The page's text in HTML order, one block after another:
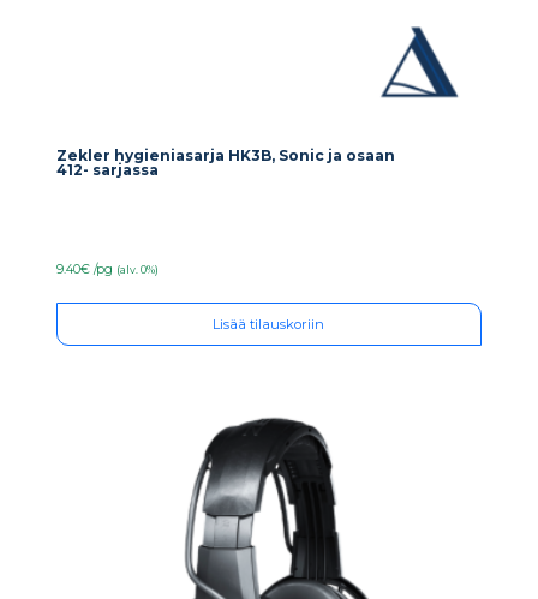
Zekler hygieniasarja HK3B, Sonic ja osaan
412- sarjassa
9.40€ /pg (alv. 0%)
Lisää tilauskoriin